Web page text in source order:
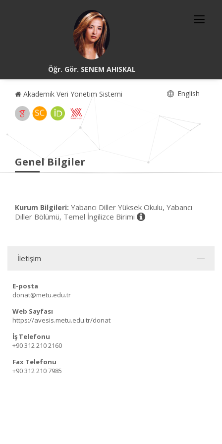
Öğr. Gör. SENEM AHISKAL
Akademik Veri Yönetim Sistemi English
Genel Bilgiler
Kurum Bilgileri: Yabancı Diller Yüksek Okulu, Yabancı
Diller Bölümü, Temel İngilizce Birimi
İletişim
E-posta
donat@metu.edu.tr
Web Sayfası
https://avesis.metu.edu.tr/donat
İş Telefonu
+90 312 210 2160
Fax Telefonu
+90 312 210 7985